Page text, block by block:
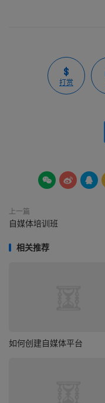
打赏
  
上一篇
自媒体培训班
相关推荐
如何创建自媒体平台